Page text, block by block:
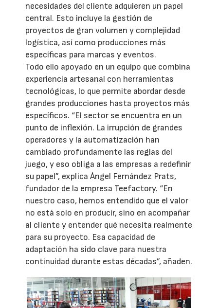
necesidades del cliente adquieren un papel
central. Esto incluye la gestión de
proyectos de gran volumen y complejidad
logística, así como producciones más
específicas para marcas y eventos.
Todo ello apoyado en un equipo que combina
experiencia artesanal con herramientas
tecnológicas, lo que permite abordar desde
grandes producciones hasta proyectos más
específicos. “El sector se encuentra en un
punto de inflexión. La irrupción de grandes
operadores y la automatización han
cambiado profundamente las reglas del
juego, y eso obliga a las empresas a redefinir
su papel”, explica Ángel Fernández Prats,
fundador de la empresa Teefactory. “En
nuestro caso, hemos entendido que el valor
no está solo en producir, sino en acompañar
al cliente y entender qué necesita realmente
para su proyecto. Esa capacidad de
adaptación ha sido clave para nuestra
continuidad durante estas décadas”, añaden.